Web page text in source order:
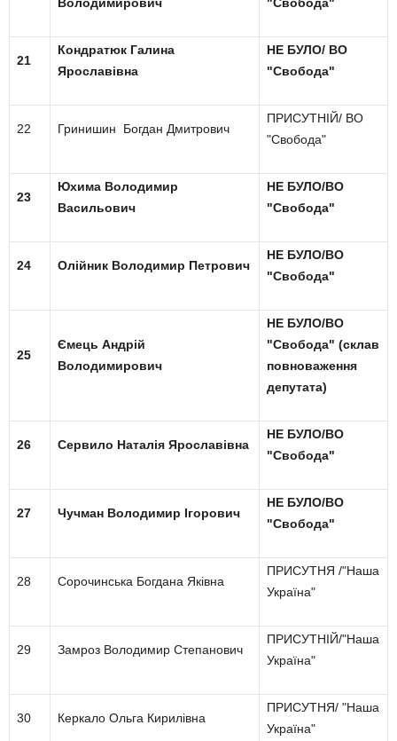
21
Кондратюк Галина
Ярославівна
НЕ БУЛО/ ВО
"Свобода"
22 Гринишин Богдан Дмитрович
ПРИСУТНІЙ/ ВО
"Свобода"
23
Юхима Володимир
Васильович
НЕ БУЛО/ВО
"Свобода"
24 Олійник Володимир Петрович
НЕ БУЛО/ВО
"Свобода"
25
Ємець Андрій
Володимирович
НЕ БУЛО/ВО
"Свобода" (склав
повноваження
депутата)
26 Сервило Наталія Ярославівна
НЕ БУЛО/ВО
"Свобода"
27 Чучман Володимир Ігорович
НЕ БУЛО/ВО
"Свобода"
28 Сорочинська Богдана Яківна
ПРИСУТНЯ /"Наша
Україна"
29 Замроз Володимир Степанович
ПРИСУТНІЙ/"Наша
Україна"
30 Керкало Ольга Кирилівна
ПРИСУТНЯ/ "Наша
Україна"